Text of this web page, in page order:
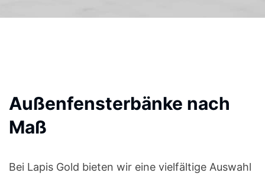
Außenfensterbänke nach
Maß
Bei Lapis Gold bieten wir eine vielfältige Auswahl